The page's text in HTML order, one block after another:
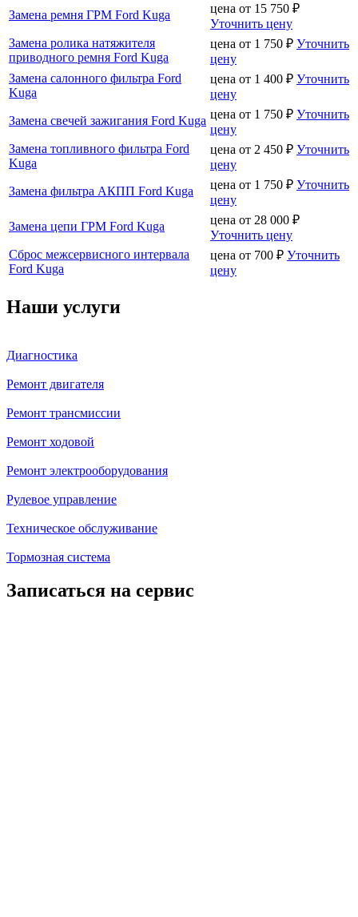
Замена ремня ГРМ Ford Kuga
цена от 15 750 ₽
Уточнить цену
Замена ролика натяжителя
приводного ремня Ford Kuga
цена от 1 750 ₽ Уточнить
цену
Замена салонного фильтра Ford
Kuga
цена от 1 400 ₽ Уточнить
цену
Замена свечей зажигания Ford Kuga цена от 1 750 ₽ Уточнить
цену
Замена топливного фильтра Ford
Kuga
цена от 2 450 ₽ Уточнить
цену
Замена фильтра АКПП Ford Kuga
цена от 1 750 ₽ Уточнить
цену
Замена цепи ГРМ Ford Kuga
цена от 28 000 ₽
Уточнить цену
Сброс межсервисного интервала
Ford Kuga
цена от 700 ₽ Уточнить
цену
Наши услуги
Диагностика
Ремонт двигателя
Ремонт трансмиссии
Ремонт ходовой
Ремонт электрооборудования
Рулевое управление
Техническое обслуживание
Тормозная система
Записаться на сервис